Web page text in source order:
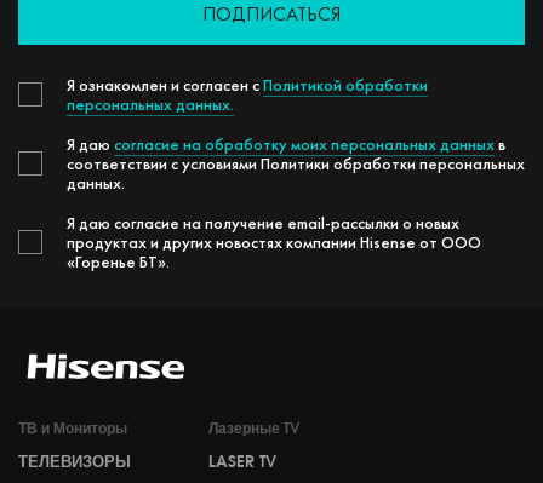
ПОДПИСАТЬСЯ
Я ознакомлен и согласен сПолитикой обработки
персональных данных.
Я даю согласие на обработку моих персональных данныхв
соответствии с условиями Политики обработки персональных
данных.
Я даю согласие на получение email-рассылки о новых
продуктах и других новостях компании Hisense от ООО
«Горенье БТ».
ТВ и Мониторы
ТЕЛЕВИЗОРЫ
Лазерные TV
LASER TV